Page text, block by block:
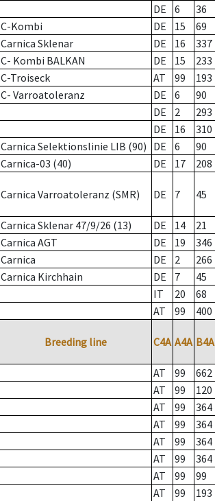
DE 6 36
C-Kombi DE 15 69
Carnica Sklenar DE 16 337
C- Kombi BALKAN DE 15 233
C-Troiseck AT 99 193
C- Varroatoleranz DE 6 90
DE 2 293
DE 16 310
Carnica Selektionslinie LIB (90) DE 6 90
Carnica-03 (40) DE 17 208
Carnica Varroatoleranz (SMR) DE 7 45
Carnica Sklenar 47/9/26 (13) DE 14 21
Carnica AGT DE 19 346
Carnica DE 2 266
Carnica Kirchhain DE 7 45
IT 20 68
AT 99 400
Breeding line C4A A4A B4A
AT 99 662
AT 99 120
AT 99 364
AT 99 364
AT 99 364
AT 99 364
AT 99 99
AT 99 193